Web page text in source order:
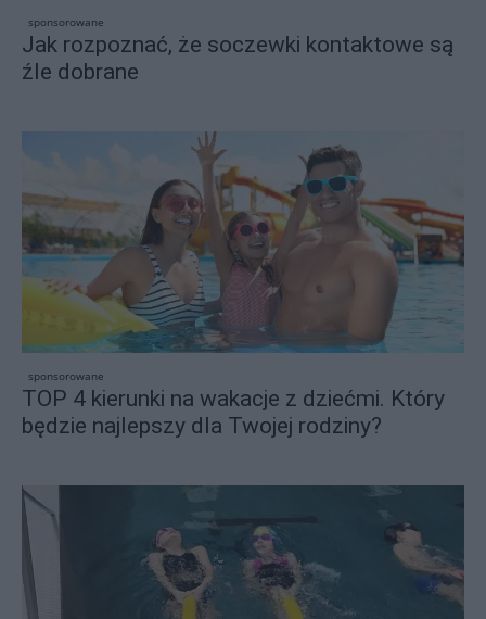
sponsorowane
Jak rozpoznać, że soczewki kontaktowe są
źle dobrane
sponsorowane
TOP 4 kierunki na wakacje z dziećmi. Który
będzie najlepszy dla Twojej rodziny?